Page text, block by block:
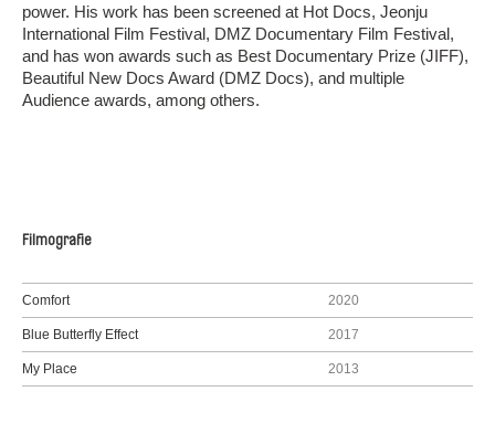
power. His work has been screened at Hot Docs, Jeonju
International Film Festival, DMZ Documentary Film Festival,
and has won awards such as Best Documentary Prize (JIFF),
Beautiful New Docs Award (DMZ Docs), and multiple
Audience awards, among others.
Filmografie
Comfort 2020
Blue Butterfly Effect 2017
My Place 2013